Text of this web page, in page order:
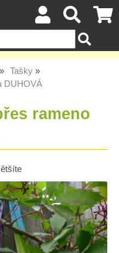
Tašky
DUHOVÁ
rameno